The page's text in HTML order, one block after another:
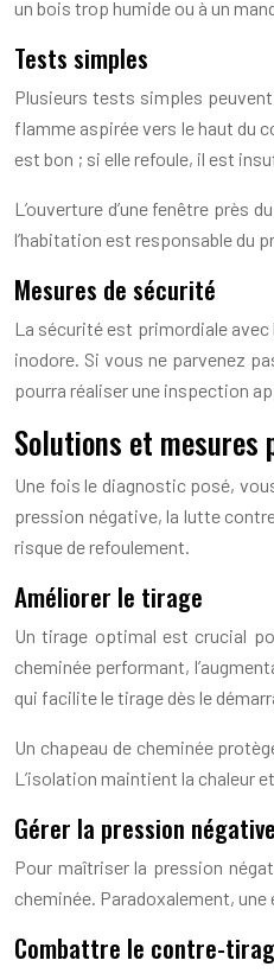
un bois trop humide ou à un
Tests simples
Plusieurs tests simples
flamme aspirée vers le haut du
est bon ; si elle refoule, il est
L’ouverture d’une fenêtre près
l’habitation est responsable du
Mesures de sécurité
La sécurité est primordiale avec
inodore. Si vous ne parvenez
pourra réaliser une inspection
Solutions et
Une fois le diagnostic posé,
pression négative, la lutte
risque de refoulement.
Améliorer le tirage
Un tirage optimal est crucial
cheminée performant,
qui facilite le tirage dès le
Un chapeau de cheminée
L’isolation maintient la chaleur
Gérer la pression négative
Pour maîtriser la pression
cheminée. Paradoxalement,
Combattre le contre-